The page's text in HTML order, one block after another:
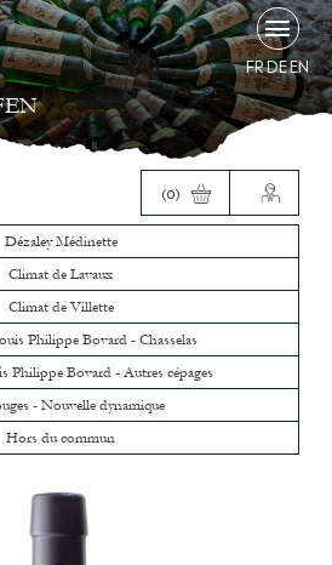
FRDEEN
(0)
Dézaley Médinette
Climat de Lavaux
Climat de Villette
Philippe Bovard - Chasselas
Philippe Bovard - Autres cépages
- Nouvelle dynamique
Hors du commun